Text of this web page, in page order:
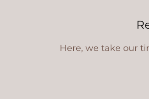
Here, we take our